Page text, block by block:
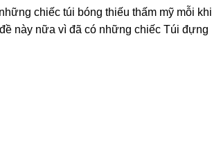
chiếc túi bóng thiếu thấm mỹ mỗi khi
này nữa vì đã có những chiếc Túi đựng